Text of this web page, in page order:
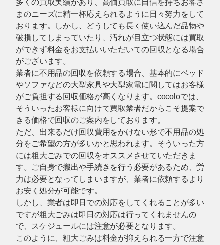
多くの買取実績があり、高価買取に自信を持ちお客さ
まのニーズに精一杯応えられるように日々努力をして
おります。しかし、どうしても長く使い込んだ品物や
破損してしまっていたり、汚れが目立つ状態には買取
ができず料金をお支払いいただいての回収となる場合
がございます。
業者に不用品の回収を依頼する場合、基本的にベッド
やソファなどの大型家具や大型家電に関してはお客様
がご負担する回収価格が高くなります。cocoloでは、
そういったお客様に向けて買取業者だからこそ提案で
きる価格で回収のご案内をしております。
ただ、出来るだけ回収費用をかけない形で不用品の処
分をご希望の方が多いかと思われます。そういった方
には粗大ごみでの回収をオススメさせていただきま
す。ご自身で搬出や手続きを行う必要があるため、労
力は必要となってしまいますが、業者に依頼するより
お安く処分が可能です。
しかし、業者は即日での対応をしてくれることが多い
ですが粗大ごみは即日の対応は行ってくれませんの
で、スケジュールには注意が必要となります。
このように、粗大ごみは料金が抑えられる一方で注意